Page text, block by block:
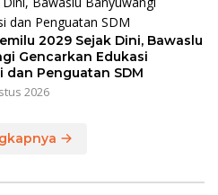
2029 Sejak Dini, Bawaslu
Gencarkan Edukasi
dan Penguatan SDM
2026